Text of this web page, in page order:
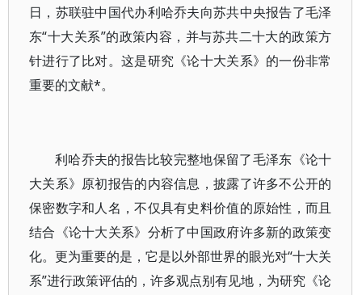
日，苏联驻中国代办利哈乔夫向苏共中央报告了毛泽
东“十大关系”的政策内容，并与苏共二十大的政策方
针进行了比对。这是研究《论十大关系》的一份非常
重要的文献*。
利哈乔夫的报告比较完整地保留了毛泽东《论十
大关系》原初报告的内容信息，披露了许多不公开的
保密数字和人名，不仅具有史料价值的原始性，而且
结合《论十大关系》分析了中国政府许多新的政策变
化。更为重要的是，它是以外部世界的眼光对“十大关
系”进行政策评估的，许多观点别有见地，为研究《论